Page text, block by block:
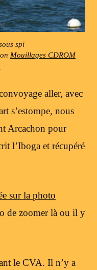
spi
Mouillages CDROM
aller, avec
s’estompe, nous
Arcachon pour
l’Iboga et récupéré
sur la photo
de zoomer là ou il y
le CVA. Il n’y a